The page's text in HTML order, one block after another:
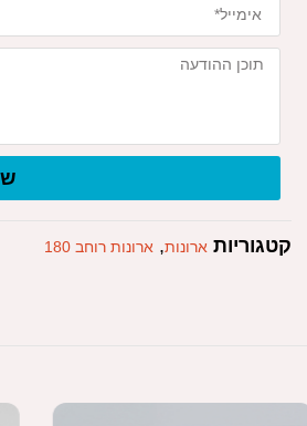
קטגוריות ארונות,ארונות רוחב 180